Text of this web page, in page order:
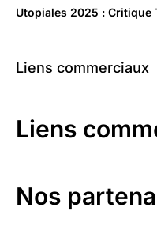
Utopiales 2025 :
Liens commerciaux
Liens
Nos